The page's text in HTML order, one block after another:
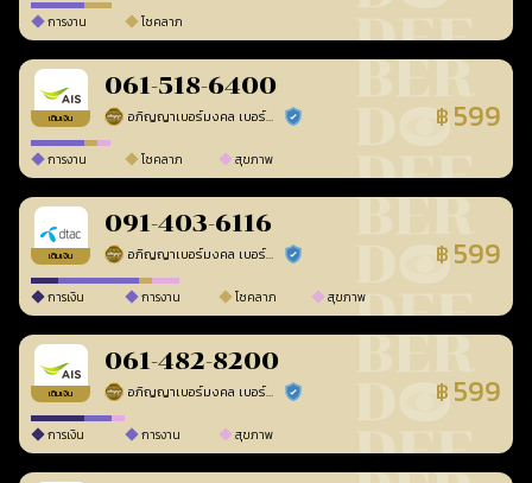
การงาน โชคลาภ
เติมเงิน
061-518-6400
อภิญญาเบอร์มงคล เบอร์สวยเลขศาสตร์ ร้านยืนยันแล้ว ฿ 599
การงาน โชคลาภ สุขภาพ
เติมเงิน
091-403-6116
อภิญญาเบอร์มงคล เบอร์สวยเลขศาสตร์ ร้านยืนยันแล้ว ฿ 599
การเงิน การงาน โชคลาภ สุขภาพ
เติมเงิน
061-482-8200
อภิญญาเบอร์มงคล เบอร์สวยเลขศาสตร์ ร้านยืนยันแล้ว ฿ 599
การเงิน การงาน สุขภาพ